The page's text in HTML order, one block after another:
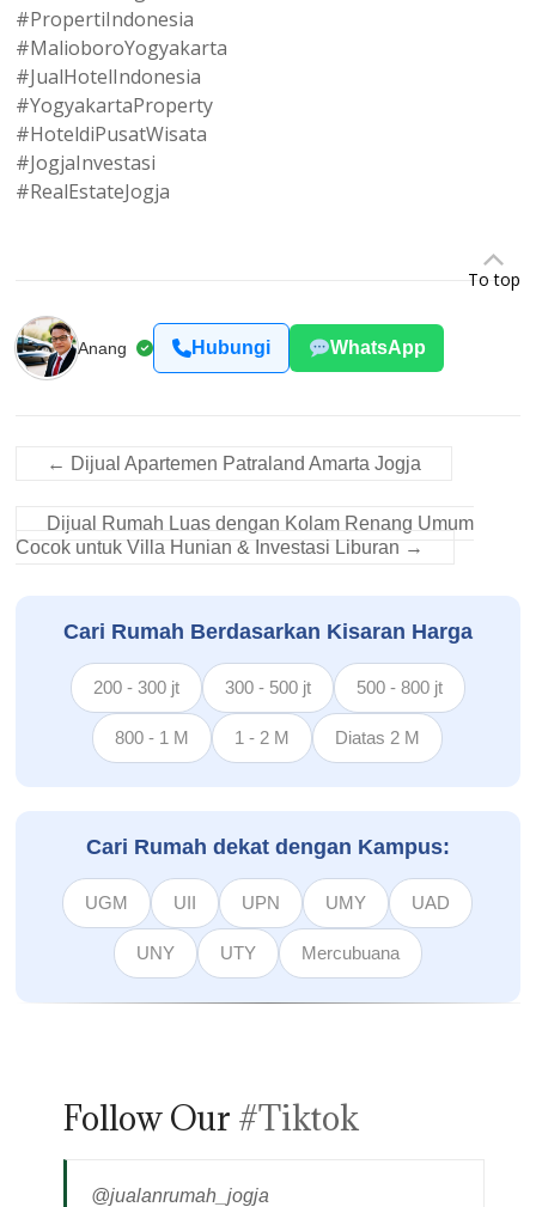
#PropertiIndonesia
#MalioboroYogyakarta
#JualHotelIndonesia
#YogyakartaProperty
#HoteldiPusatWisata
#JogjaInvestasi
#RealEstateJogja
To top
Anang Hubungi WhatsApp
← Dijual Apartemen Patraland Amarta Jogja
Dijual Rumah Luas dengan Kolam Renang Umum
Cocok untuk Villa Hunian & Investasi Liburan →
Cari Rumah Berdasarkan Kisaran Harga
200 - 300 jt 300 - 500 jt 500 - 800 jt
800 - 1 M 1 - 2 M Diatas 2 M
Cari Rumah dekat dengan Kampus:
UGM UII UPN UMY UAD
UNY UTY Mercubuana
Follow Our #Tiktok
@jualanrumah_jogja